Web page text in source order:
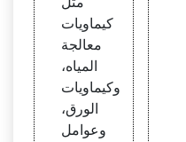
كيماويات
معالجة
المياه،
وكيماويات
الورق،
وعوامل